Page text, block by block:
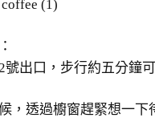
號出口，步行約五分鐘
，透過櫥窗趕緊想一